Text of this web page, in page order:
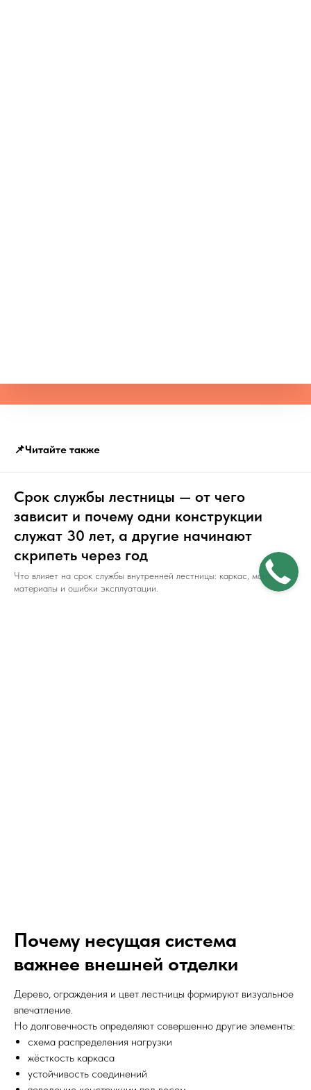
📌Читайте также
Срок службы лестницы — от чего
зависит и почему одни конструкции
служат 30 лет, а другие начинают
скрипеть через год
Что влияет на срок службы внутренней лестницы: каркас, монтаж,
материалы и ошибки эксплуатации.
Почему несущая система
важнее внешней отделки
Дерево, ограждения и цвет лестницы формируют визуальное
впечатление.
Но долговечность определяют совершенно другие элементы:
схема распределения нагрузки
жёсткость каркаса
устойчивость соединений